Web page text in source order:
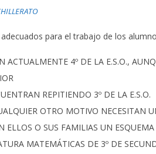
para el trabajo de los
ACTUALMENTE 4º DE LA E.S.O.,
REPITIENDO 3º DE LA E.S.O.
OTRO MOTIVO NECESITAN
ELLOS O SUS FAMILIAS UN
MATEMÁTICAS DE 3º DE